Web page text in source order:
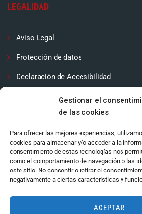
Gestionar el
de las cookies
Para ofrecer las mejores experiencias,
cookies para almacenar y/o acceder a la
consentimiento de estas tecnologías nos
como el comportamiento de navegación o las
este sitio. No consentir o retirar el
negativamente a ciertas características y
ACEPTAR
LEGALIDAD
Aviso Legal
Protección de datos
Declaración de Accesibilidad
Política de cookies (UE)